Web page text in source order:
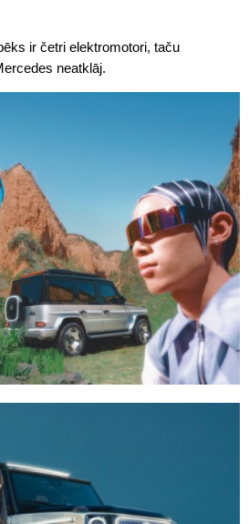
ir četri elektromotori, taču
neatklāj.